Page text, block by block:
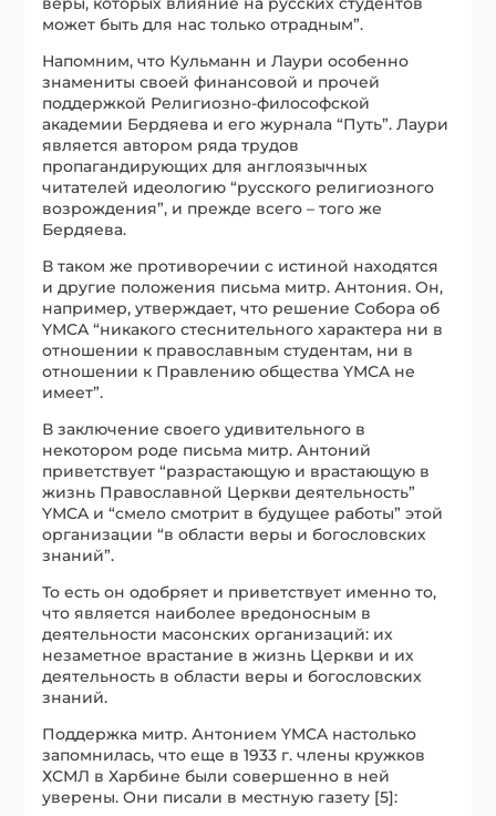
может быть для нас только отрадным”.
Напомним, что Кульманн и Лаури особенно
знамениты своей финансовой и прочей
поддержкой Религиозно-философской
академии Бердяева и его журнала “Путь”. Лаури
является автором ряда трудов
пропагандирующих для англоязычных
читателей идеологию “русского религиозного
возрождения”, и прежде всего – того же
Бердяева.
В таком же противоречии с истиной находятся
и другие положения письма митр. Антония. Он,
например, утверждает, что решение Собора об
YMCA “никакого стеснительного характера ни в
отношении к православным студентам, ни в
отношении к Правлению общества YMCA не
имеет”.
В заключение своего удивительного в
некотором роде письма митр. Антоний
приветствует “разрастающую и врастающую в
жизнь Православной Церкви деятельность”
YMCA и “смело смотрит в будущее работы” этой
организации “в области веры и богословских
знаний”.
То есть он одобряет и приветствует именно то,
что является наиболее вредоносным в
деятельности масонских организаций: их
незаметное врастание в жизнь Церкви и их
деятельность в области веры и богословских
знаний.
Поддержка митр. Антонием YMCA настолько
запомнилась, что еще в 1933 г. члены кружков
ХСМЛ в Харбине были совершенно в ней
уверены. Они писали в местную газету [5]: